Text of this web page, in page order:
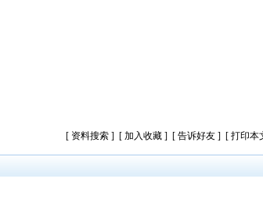
[ 资料搜索 ] [ 加入收藏 ] [ 告诉好友 ] [ 打印本